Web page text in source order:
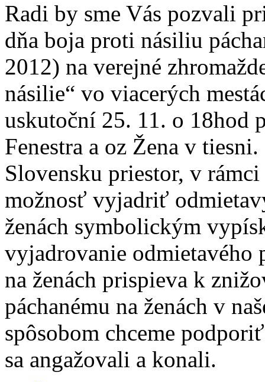
Radi by sme Vás pozvali
dňa boja proti násiliu
2012) na verejné
násilie“ vo viacerých
uskutoční 25. 11. o 18hod
Fenestra a oz Žena v
Slovensku priestor, v
možnosť vyjadriť
ženách symbolickým
vyjadrovanie odmietavého
na ženách prispieva k
páchanému na ženách v
spôsobom chceme
sa angažovali a konali.